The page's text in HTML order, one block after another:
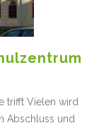
trifft Vielen wird
Abschluss und